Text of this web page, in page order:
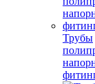
Трубы